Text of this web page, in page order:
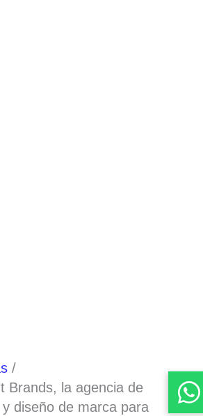
Brands, la agencia de
diseño de marca para